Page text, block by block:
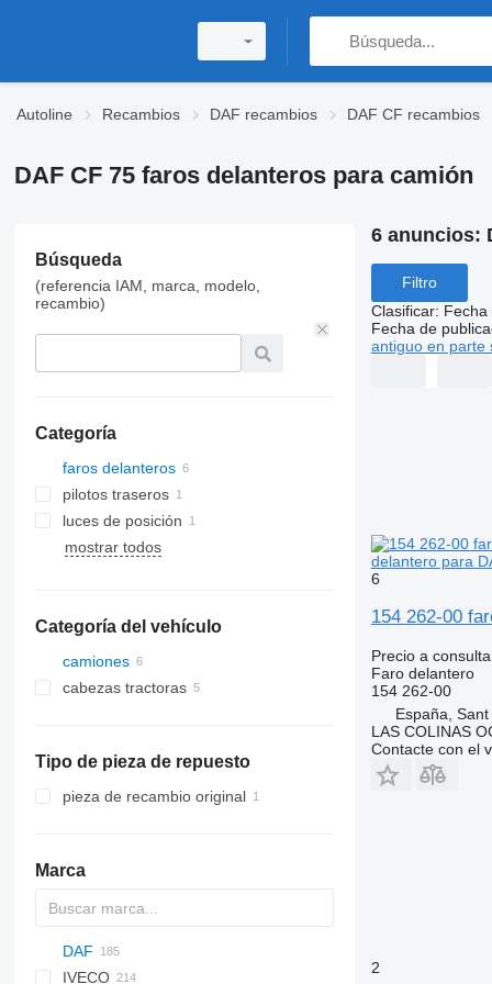
Autoline Recambios DAF recambios DAF CF recambios
DAF CF 75 faros delanteros para camión
Búsqueda
(referencia IAM, marca, modelo,
recambio)
Categoría
faros delanteros
pilotos traseros
luces de posición
mostrar todos
Categoría del vehículo
camiones
cabezas tractoras
Tipo de pieza de repuesto
pieza de recambio original
Marca
A-series
Berlingo
C-series
DAF
CF
Doblo
Escort
IVECO
6 anuncios:
Filtro
Clasificar: Fecha
Fecha de
antiguo en parte
delantero para
6
154 262-00
Precio a
Faro delantero
154 262-00
España,
LAS COLINAS
Contacte con el
2